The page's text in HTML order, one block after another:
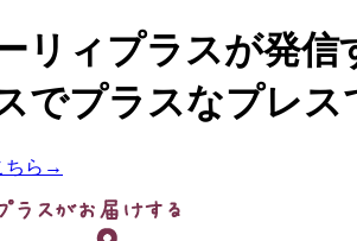
リィプラスが発信
でプラスなプレス
ちら→